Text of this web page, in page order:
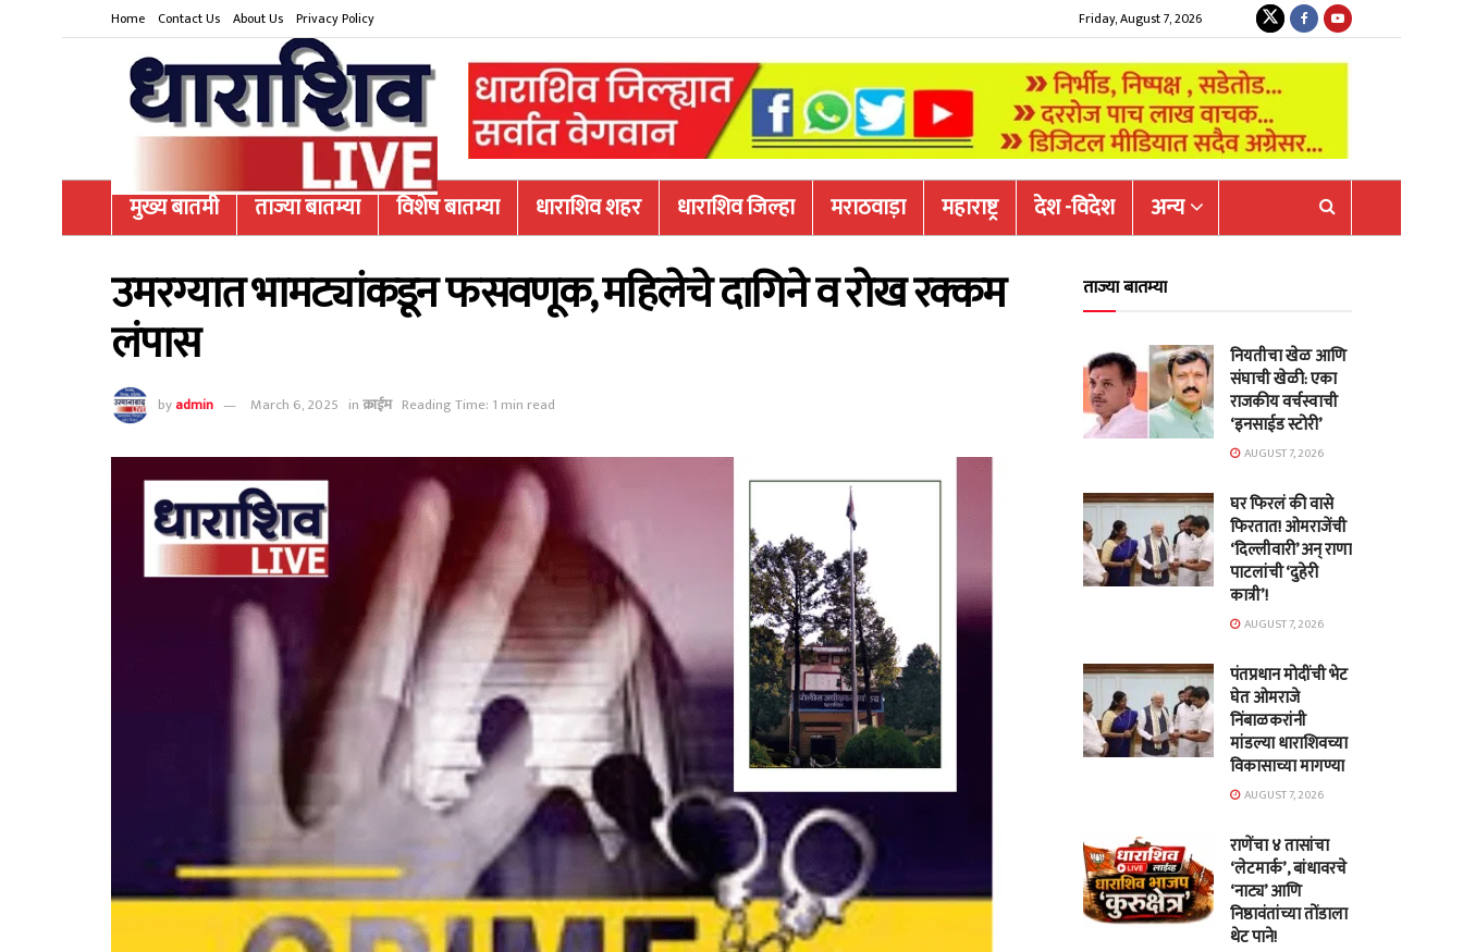
Home Contact Us About Us Privacy Policy Friday, August 7, 2026
मुख्य बातमी ताज्या बातम्या विशेष बातम्या धाराशिव शहर धाराशिव जिल्हा मराठवाड़ा महाराष्ट्र देश -विदेश अन्य
उमरग्यात भामट्यांकडून फसवणूक, महिलेचे दागिने व रोख रक्कम
लंपास
byadmin March 6, 2025 inक्राईम Reading Time: 1 min read
ताज्या बातम्या
नियतीचा खेळ आणि
संघाची खेळी: एका
राजकीय वर्चस्वाची
‘इनसाईड स्टोरी’
AUGUST 7, 2026
घर फिरलं की वासे
फिरतात! ओमराजेंची
‘दिल्लीवारी’ अन् राणा
पाटलांची ‘दुहेरी
कात्री’!
AUGUST 7, 2026
पंतप्रधान मोदींची भेट
घेत ओमराजे
निंबाळकरांनी
मांडल्या धाराशिवच्या
विकासाच्या मागण्या
AUGUST 7, 2026
राणेंचा ४ तासांचा
‘लेटमार्क’, बांधावरचे
‘नाट्य’ आणि
निष्ठावंतांच्या तोंडाला
थेट पाने!